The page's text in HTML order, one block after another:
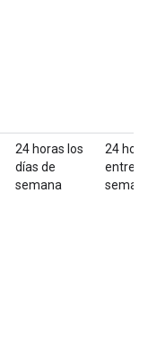
24 horas los
días de
semana
24
entre